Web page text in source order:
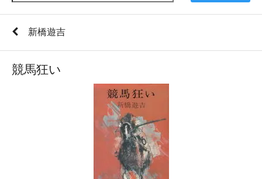
新橋遊吉
競馬狂い